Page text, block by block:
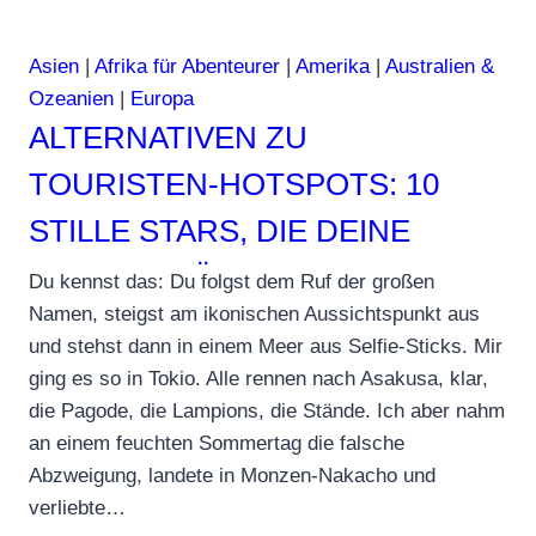
Asien | Afrika für Abenteurer | Amerika | Australien &
Ozeanien | Europa
ALTERNATIVEN ZU
TOURISTEN‑HOTSPOTS: 10
STILLE STARS, DIE DEINE
REISE VERÄNDERN
Du kennst das: Du folgst dem Ruf der großen
Namen, steigst am ikonischen Aussichtspunkt aus
und stehst dann in einem Meer aus Selfie‑Sticks. Mir
ging es so in Tokio. Alle rennen nach Asakusa, klar,
die Pagode, die Lampions, die Stände. Ich aber nahm
an einem feuchten Sommertag die falsche
Abzweigung, landete in Monzen‑Nakacho und
verliebte…